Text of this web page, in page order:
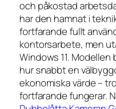
och påkostad
har den hamnat i
fortfarande fullt
kontorsarbete, men
Windows 11.
hur snabbt en
ekonomiska värde –
fortfarande fungerar.